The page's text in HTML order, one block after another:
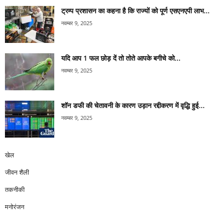
ट्रम्प प्रशासन का कहना है कि राज्यों को पूर्ण एसएनएपी लाभ...
नवम्बर 9, 2025
यदि आप 1 फल छोड़ दें तो तोते आपके बगीचे को...
नवम्बर 9, 2025
शॉन डफी की चेतावनी के कारण उड़ान रद्दीकरण में वृद्धि हुई...
नवम्बर 9, 2025
खेल
जीवन शैली
तकनीकी
मनोरंजन